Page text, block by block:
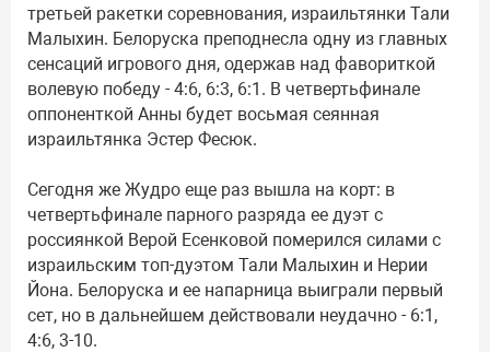
третьей ракетки соревнования, израильтянки Тали
Малыхин. Белоруска преподнесла одну из главных
сенсаций игрового дня, одержав над фавориткой
волевую победу - 4:6, 6:3, 6:1. В четвертьфинале
оппоненткой Анны будет восьмая сеянная
израильтянка Эстер Фесюк.
Сегодня же Жудро еще раз вышла на корт: в
четвертьфинале парного разряда ее дуэт с
россиянкой Верой Есенковой померился силами с
израильским топ-дуэтом Тали Малыхин и Нерии
Йона. Белоруска и ее напарница выиграли первый
сет, но в дальнейшем действовали неудачно - 6:1,
4:6, 3-10.